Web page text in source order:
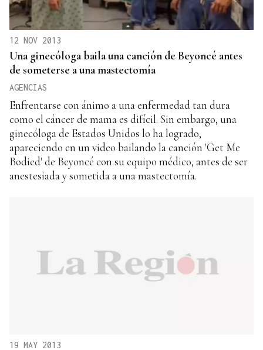
12 NOV 2013
Una ginecóloga baila una canción de Beyoncé antes
de someterse a una mastectomía
AGENCIAS
Enfrentarse con ánimo a una enfermedad tan dura
como el cáncer de mama es difícil. Sin embargo, una
ginecóloga de Estados Unidos lo ha logrado,
apareciendo en un video bailando la canción 'Get Me
Bodied' de Beyoncé con su equipo médico, antes de ser
anestesiada y sometida a una mastectomía.
19 MAY 2013